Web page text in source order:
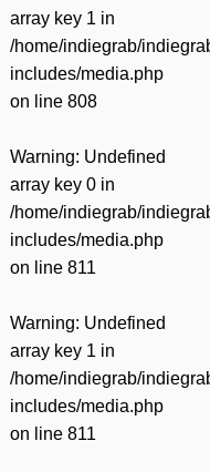
array key 1 in
/home/indiegrab/
includes/media.php
on line 808
Warning: Undefined
array key 0 in
/home/indiegrab/
includes/media.php
on line 811
Warning: Undefined
array key 1 in
/home/indiegrab/
includes/media.php
on line 811